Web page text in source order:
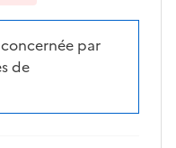
par
de